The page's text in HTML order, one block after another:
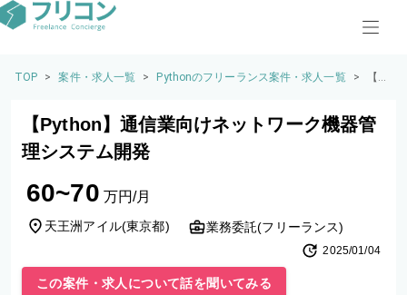
TOP > 案件・求人一覧 > Pythonのフリーランス案件・求人一覧 >
【P
n】
理シ
【Python】通信業向けネットワーク機器管
理システム開発
60~70 万円/月
天王洲アイル(東京都) 業務委託(フリーランス)
2025/01/04
この案件・求人について話を聞いてみる